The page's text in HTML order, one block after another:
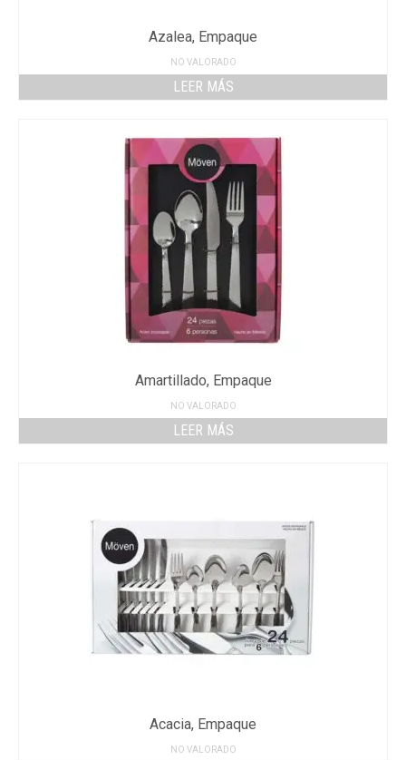
Azalea, Empaque
NO VALORADO
LEER MÁS
Amartillado, Empaque
NO VALORADO
LEER MÁS
Acacia, Empaque
NO VALORADO